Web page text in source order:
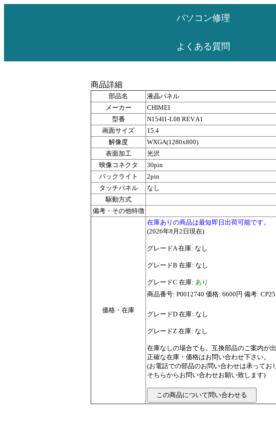
パソコン修理
よくある質問
商品詳細
部品名
液晶パネル
メーカー
CHIMEI
型番
N154I1-L08 REV.A1
画面サイズ
15.4
解像度
WXGA(1280x800)
表面加工
光沢
映像コネクタ
30pin
バックライト
2pin
タッチパネル
なし
駆動方式
備考・その他特徴
価格・在庫
在庫ありの商品は最短即日出荷可能です。
(2026年8月2日現在)
グレードA 在庫: なし
グレードB 在庫: なし
グレードC 在庫: あり
商品番号: P0012740 価格: 6600円 備考:
グレードD 在庫: なし
グレードZ 在庫: なし
在庫なしの場合でも、互換部品のご案内が
正確な在庫・価格はお問い合わせ下さい。
(お電話での部品のお問い合わせは承ってお
そちらからお問い合わせお願い致します)